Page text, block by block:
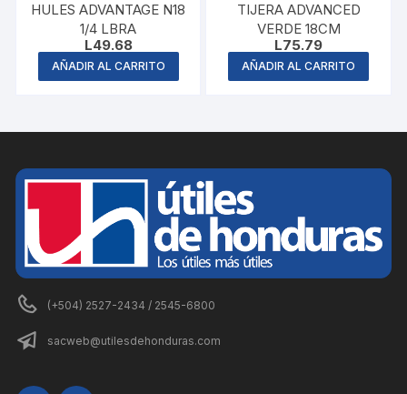
HULES ADVANTAGE N18
1/4 LBRA
L49.68
AÑADIR AL CARRITO
TIJERA ADVANCED
VERDE 18CM
L75.79
AÑADIR AL CARRITO
(+504) 2527-2434 / 2545-6800
sacweb@utilesdehonduras.com